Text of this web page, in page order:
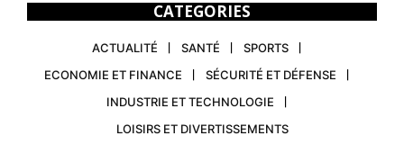
CATEGORIES
ACTUALITÉ SANTÉ
SPORTS
ECONOMIE ET FINANCE
SÉCURITÉ ET DÉFENSE
INDUSTRIE ET TECHNOLOGIE
LOISIRS ET DIVERTISSEMENTS